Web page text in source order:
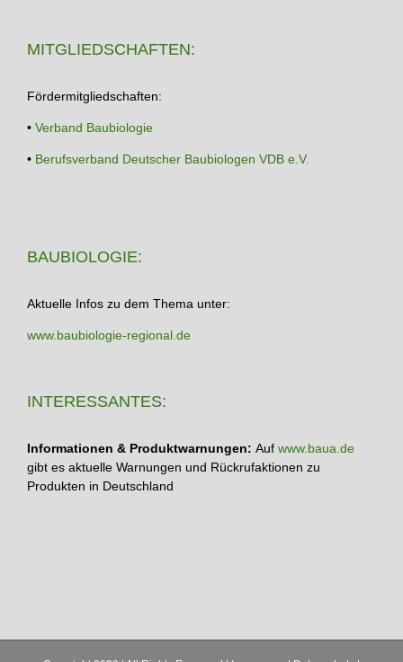
MITGLIEDSCHAFTEN:
Fördermitgliedschaften:
• Verband Baubiologie
• Berufsverband Deutscher Baubiologen VDB e.V.
BAUBIOLOGIE:
Aktuelle Infos zu dem Thema unter:
www.baubiologie-regional.de
INTERESSANTES:
Informationen & Produktwarnungen: Auf www.baua.de
gibt es aktuelle Warnungen und Rückrufaktionen zu
Produkten in Deutschland